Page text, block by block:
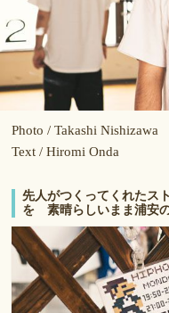
Photo / Takashi Nishizawa
Text / Hiromi Onda
先人がつくってくれたス
を 素晴らしいまま浦安